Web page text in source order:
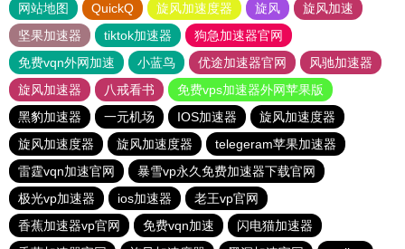
网站地图 QuickQ 旋风加速度器 旋风
旋风加速
坚果加速器
tiktok加速器
狗急加速器官网
免费vqn外网加速
小蓝鸟 优途加速器官网
风驰加速器
旋风加速器
八戒看书
免费vps加速器外网苹果版
黑豹加速器
一元机场 IOS加速器
旋风加速度器
旋风加速度器
旋风加速度器
telegeram苹果加速器
雷霆vqn加速官网
暴雪vp永久免费加速器下载官网
极光vp加速器
ios加速器
老王vp官网
香蕉加速器vp官网
免费vqn加速
闪电猫加速器